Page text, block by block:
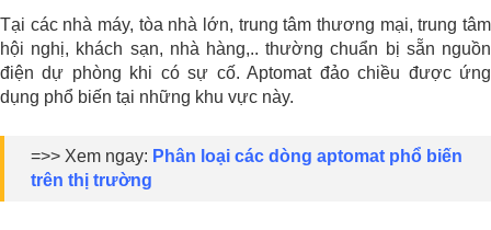
Tại các nhà máy, tòa nhà lớn, trung tâm thương mại, trung tâm
hội nghị, khách sạn, nhà hàng,.. thường chuẩn bị sẵn nguồn
điện dự phòng khi có sự cố. Aptomat đảo chiều được ứng
dụng phổ biến tại những khu vực này.
=>> Xem ngay: Phân loại các dòng aptomat phổ biến
trên thị trường